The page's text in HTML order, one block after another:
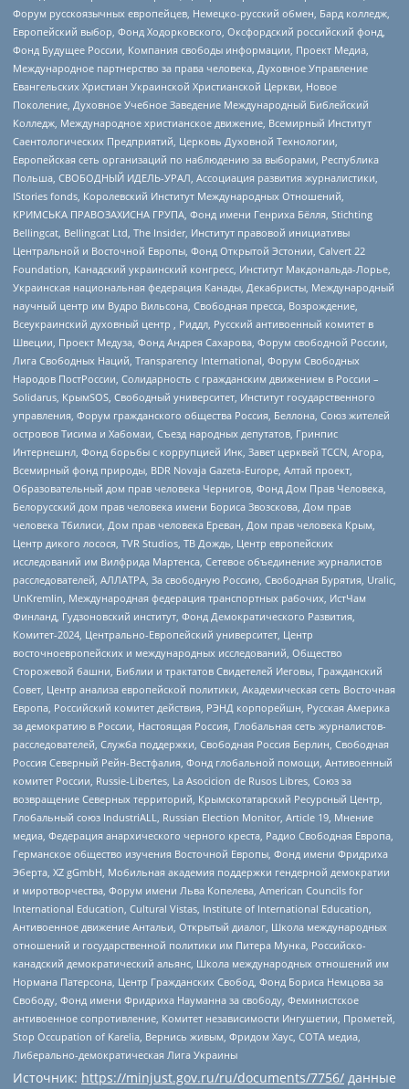
Форум русскоязычных европейцев, Немецко-русский обмен, Бард колледж,
Европейский выбор, Фонд Ходорковского, Оксфордский российский фонд,
Фонд Будущее России, Компания свободы информации, Проект Медиа,
Международное партнерство за права человека, Духовное Управление
Евангельских Христиан Украинской Христианской Церкви, Новое
Поколение, Духовное Учебное Заведение Международный Библейский
Колледж, Международное христианское движение, Всемирный Институт
Саентологических Предприятий, Церковь Духовной Технологии,
Европейская сеть организаций по наблюдению за выборами, Республика
Польша, СВОБОДНЫЙ ИДЕЛЬ-УРАЛ, Ассоциация развития журналистики,
IStories fonds, Королевский Институт Международных Отношений,
КРИМСЬКА ПРАВОЗАХИСНА ГРУПА, Фонд имени Генриха Бёлля, Stichting
Bellingcat, Bellingcat Ltd, The Insider, Институт правовой инициативы
Центральной и Восточной Европы, Фонд Открытой Эстонии, Calvert 22
Foundation, Канадский украинский конгресс, Институт Макдональда-Лорье,
Украинская национальная федерация Канады, Декабристы, Международный
научный центр им Вудро Вильсона, Свободная пресса, Возрождение,
Всеукраинский духовный центр , Риддл, Русский антивоенный комитет в
Швеции, Проект Медуза, Фонд Андрея Сахарова, Форум свободной России,
Лига Свободных Наций, Transparеncy International, Форум Свободных
Народов ПостРоссии, Солидарность с гражданским движением в России –
Solidarus, КрымSOS, Свободный университет, Институт государственного
управления, Форум гражданского общества Россия, Беллона, Союз жителей
островов Тисима и Хабомаи, Съезд народных депутатов, Гринпис
Интернешнл, Фонд борьбы с коррупцией Инк, Завет церквей TCCN, Агора,
Всемирный фонд природы, BDR Novaja Gazeta-Europe, Алтай проект,
Образовательный дом прав человека Чернигов, Фонд Дом Прав Человека,
Белорусский дом прав человека имени Бориса Звозскова, Дом прав
человека Тбилиси, Дом прав человека Ереван, Дом прав человека Крым,
Центр дикого лосося, TVR Studios, ТВ Дождь, Центр европейских
исследований им Вилфрида Мартенса, Сетевое объединение журналистов
расследователей, АЛЛАТРА, За свободную Россию, Свободная Бурятия, Uralic,
UnKremlin, Международная федерация транспортных рабочих, ИстЧам
Финланд, Гудзоновский институт, Фонд Демократического Развития,
Комитет-2024, Центрально-Европейский университет, Центр
восточноевропейских и международных исследований, Общество
Сторожевой башни, Библии и трактатов Свидетелей Иеговы, Гражданский
Совет, Центр анализа европейской политики, Академическая сеть Восточная
Европа, Российский комитет действия, РЭНД корпорейшн, Русская Америка
за демократию в России, Настоящая Россия, Глобальная сеть журналистов-
расследователей, Служба поддержки, Свободная Россия Берлин, Свободная
Россия Северный Рейн-Вестфалия, Фонд глобальной помощи, Антивоенный
комитет России, Russie-Libertes, La Asocicion de Rusos Libres, Союз за
возвращение Северных территорий, Крымскотатарский Ресурсный Центр,
Глобальный союз IndustriALL, Russian Election Monitor, Article 19, Мнение
медиа, Федерация анархического черного креста, Радио Свободная Европа,
Германское общество изучения Восточной Европы, Фонд имени Фридриха
Эберта, XZ gGmbH, Мобильная академия поддержки гендерной демократии
и миротворчества, Форум имени Льва Копелева, American Councils for
International Education, Cultural Vistas, Institute of International Education,
Антивоенное движение Антальи, Открытый диалог, Школа международных
отношений и государственной политики им Питера Мунка, Российско-
канадский демократический альянс, Школа международных отношений им
Нормана Патерсона, Центр Гражданских Свобод, Фонд Бориса Немцова за
Свободу, Фонд имени Фридриха Науманна за свободу, Феминистское
антивоенное сопротивление, Комитет независимости Ингушетии, Прометей,
Stop Occupation of Karelia, Вернись живым, Фридом Хаус, СОТА медиа,
Либерально-демократическая Лига Украины
Источник: https://minjust.gov.ru/ru/documents/7756/ данные